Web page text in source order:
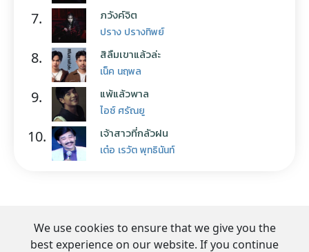
7. ภวังค์จิต
ปราง ปรางทิพย์
8. สิลืมเขาแล้วล่ะ
เน็ค นฤพล
9. แพ้แล้วพาล
ไอซ์ ศรัณยู
10. เจ้าสาวที่กลัวฝน
เต๋อ เรวัต พุทธินันท์
We use cookies to ensure that we give you the
best experience on our website. If you continue